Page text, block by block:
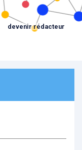
devenir rédacteur